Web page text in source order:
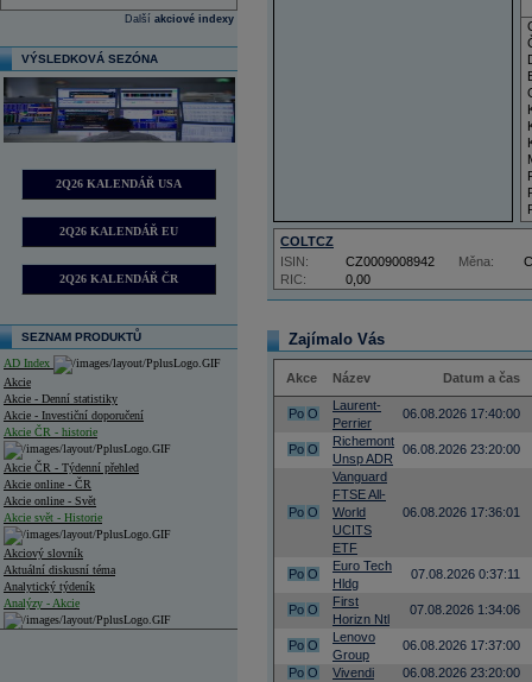
Další akciové indexy
VÝSLEDKOVÁ SEZÓNA
2Q26 KALENDÁŘ USA
2Q26 KALENDÁŘ EU
2Q26 KALENDÁŘ ČR
SEZNAM PRODUKTŮ
AD Index
Akcie
Akcie - Denní statistiky
Akcie - Investiční doporučení
Akcie ČR - historie
Akcie ČR - Týdenní přehled
Akcie online - ČR
Akcie online - Svět
Akcie svět - Historie
Akciový slovník
Aktuální diskusní téma
Analytický týdeník
Analýzy - Akcie
COLTCZ
RIC: 0,00
ISIN: CZ0009008942 Měna:
Zajímalo Vás
Akce Název Datum a čas
Po O
Laurent-
Perrier
06.08.2026 17:40:00
Po O
Richemont
Unsp ADR
06.08.2026 23:20:00
Po O
Vanguard
FTSE All-
World
UCITS
ETF
06.08.2026 17:36:01
Po O
Euro Tech
Hldg
07.08.2026 0:37:11
Po O
First
Horizn Ntl
07.08.2026 1:34:06
Po O
Lenovo
Group
06.08.2026 17:37:00
Po O Vivendi 06.08.2026 23:20:00